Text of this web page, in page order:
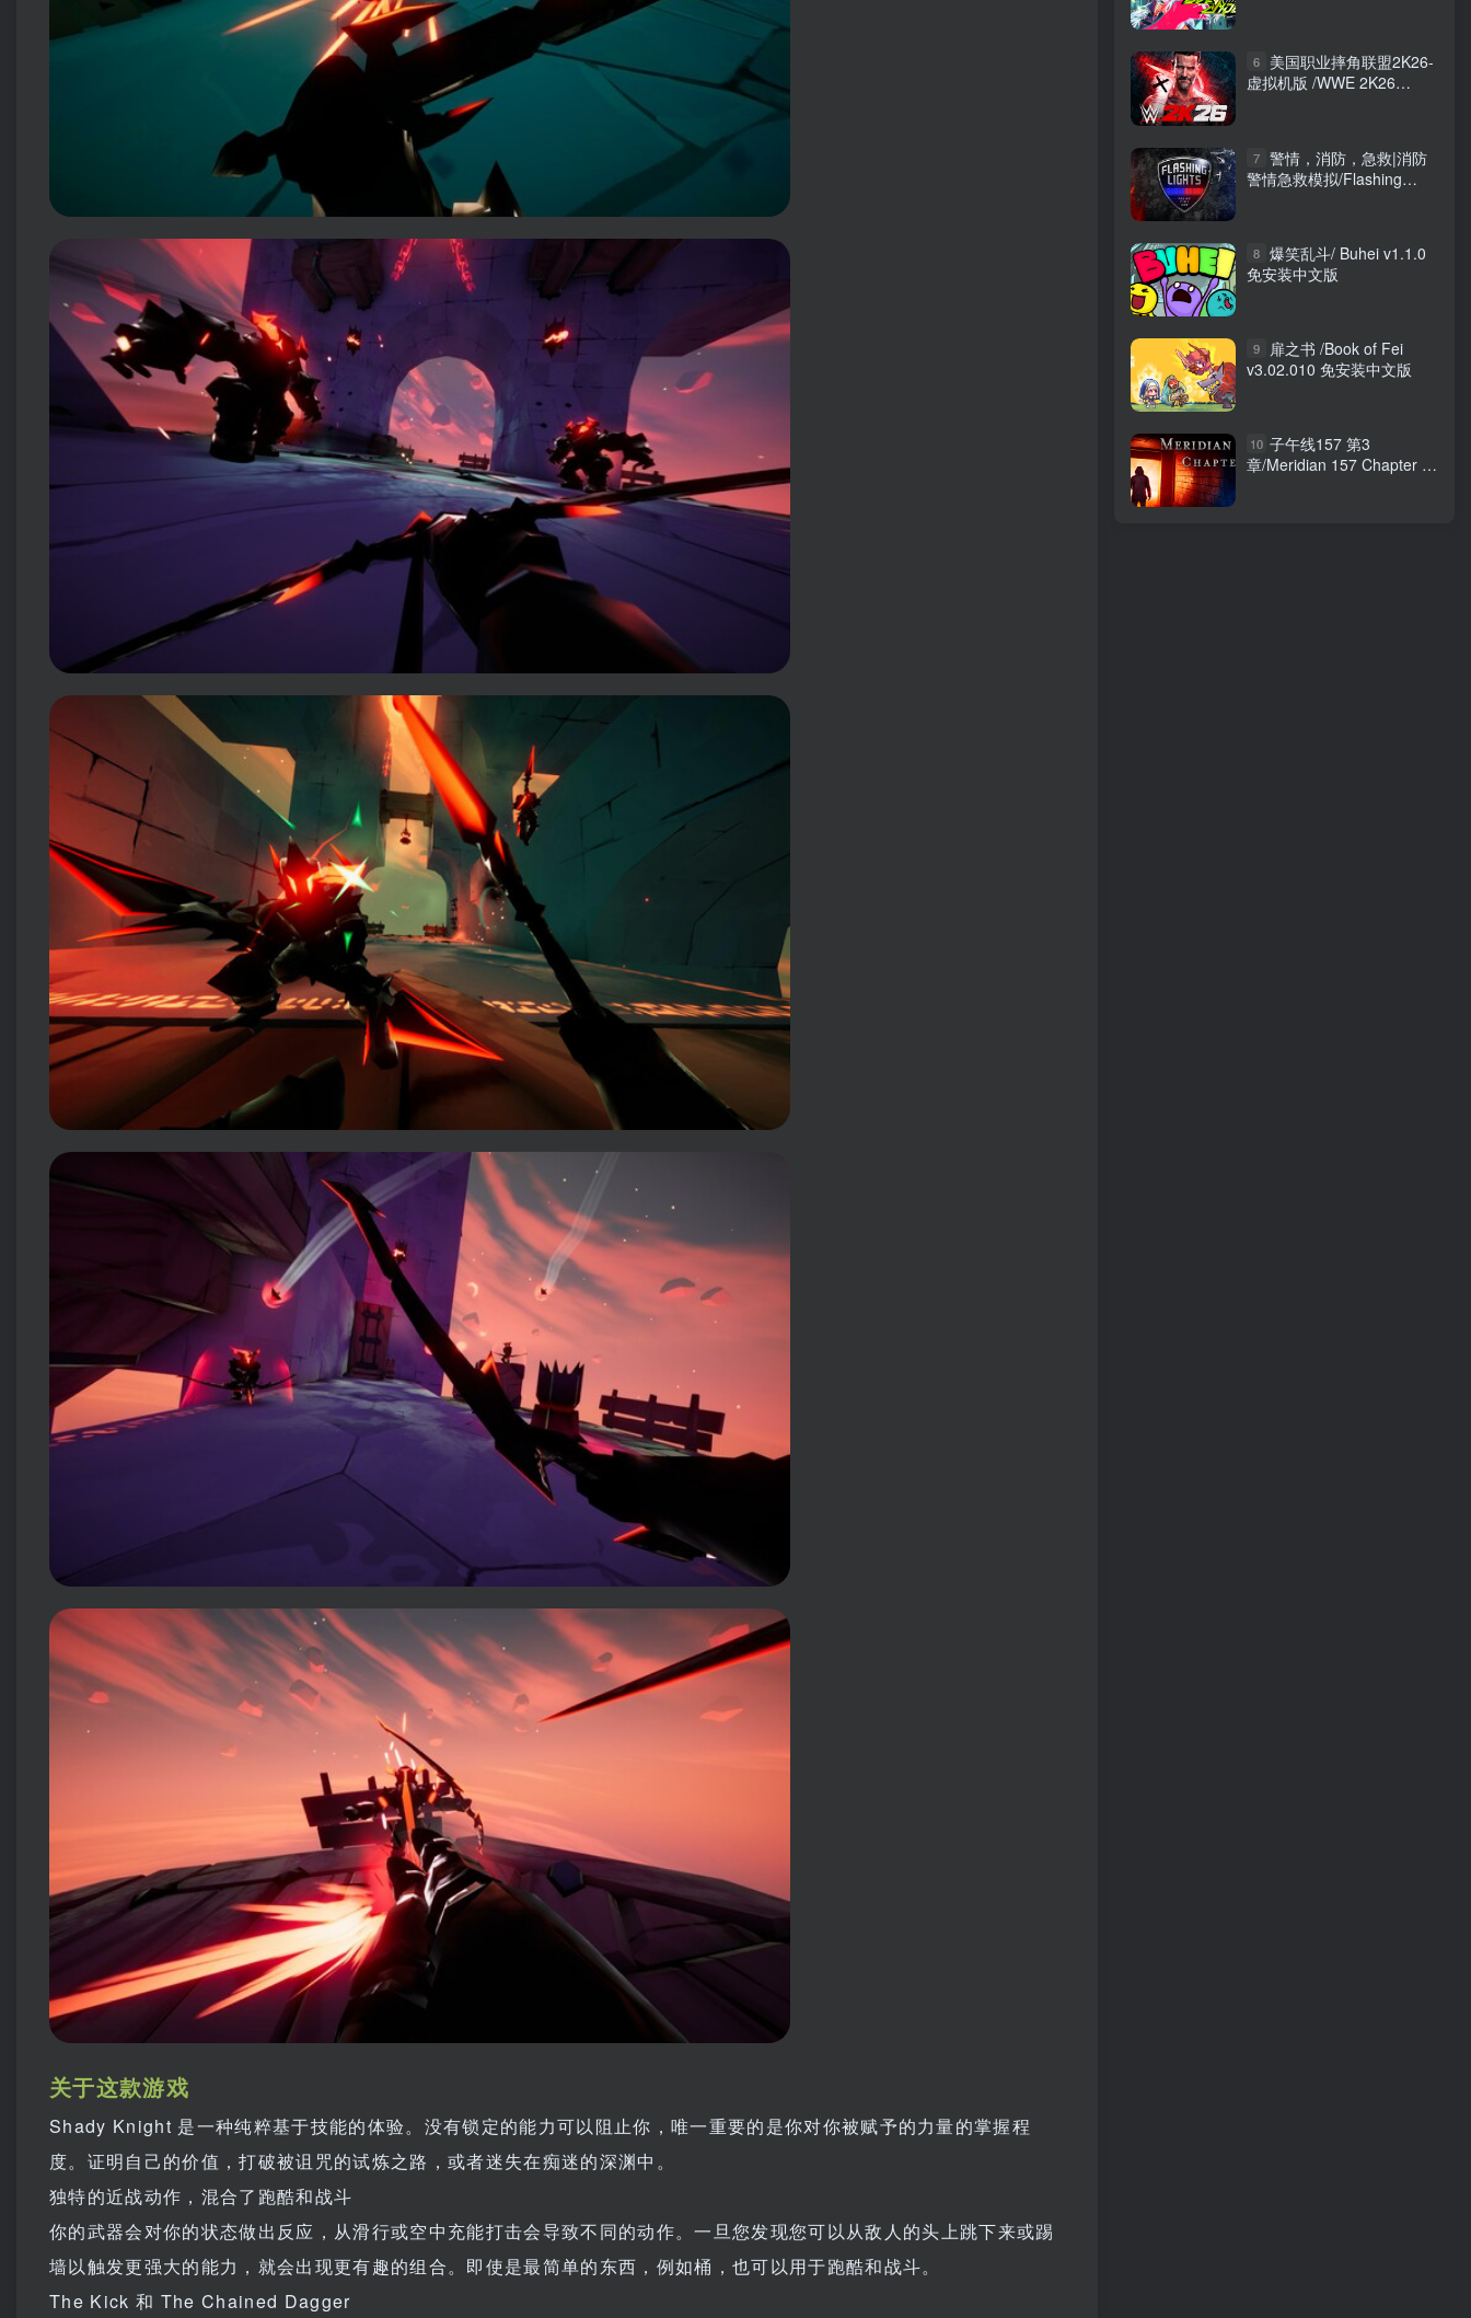
关于这款游戏
Shady Knight 是一种纯粹基于技能的体验。没有锁定的能力可以阻止你，唯一重要的是你对你被赋予的力量的掌握程
度。证明自己的价值，打破被诅咒的试炼之路，或者迷失在痴迷的深渊中。
独特的近战动作，混合了跑酷和战斗
你的武器会对你的状态做出反应，从滑行或空中充能打击会导致不同的动作。一旦您发现您可以从敌人的头上跳下来或踢
墙以触发更强大的能力，就会出现更有趣的组合。即使是最简单的东西，例如桶，也可以用于跑酷和战斗。
The Kick 和 The Chained Dagger
6
美国职业摔角联盟2K26-
虚拟机版 /WWE 2K26
7 警情，消防，急救|消防
警情急救模拟/Flashing
8 爆笑乱斗/ Buhei v1.1.0
免安装中文版
9
扉之书 /Book of Fei
v3.02.010 免安装中文版
10 子午线157 第3
章/Meridian 157 Chapter 3